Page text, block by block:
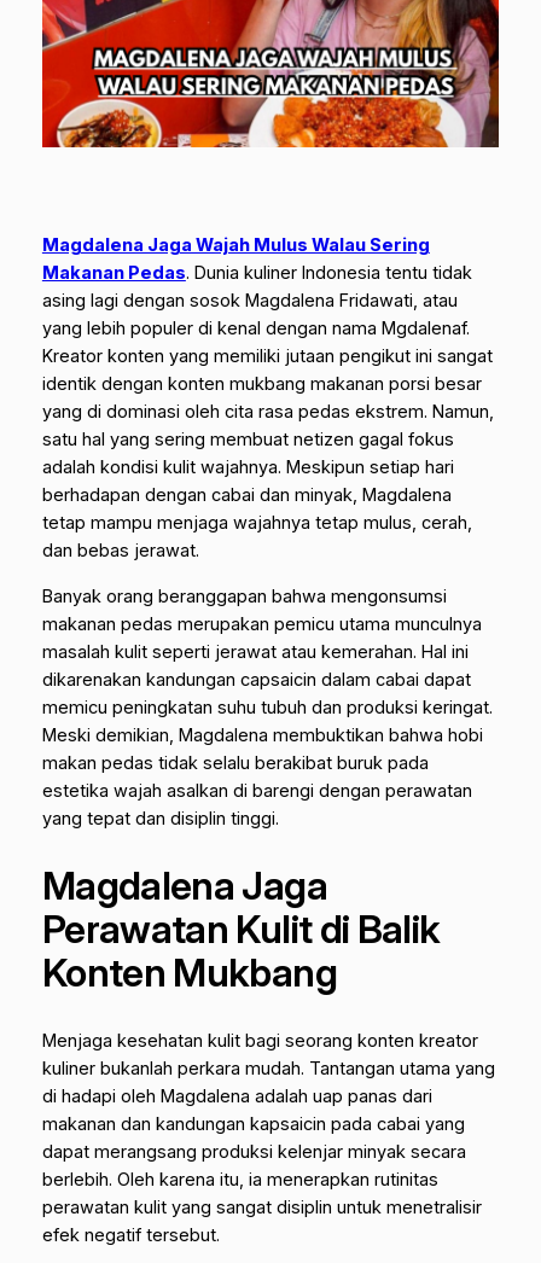
Magdalena Jaga Wajah Mulus Walau Sering
Makanan Pedas. Dunia kuliner Indonesia tentu tidak
asing lagi dengan sosok Magdalena Fridawati, atau
yang lebih populer di kenal dengan nama Mgdalenaf.
Kreator konten yang memiliki jutaan pengikut ini sangat
identik dengan konten mukbang makanan porsi besar
yang di dominasi oleh cita rasa pedas ekstrem. Namun,
satu hal yang sering membuat netizen gagal fokus
adalah kondisi kulit wajahnya. Meskipun setiap hari
berhadapan dengan cabai dan minyak, Magdalena
tetap mampu menjaga wajahnya tetap mulus, cerah,
dan bebas jerawat.
Banyak orang beranggapan bahwa mengonsumsi
makanan pedas merupakan pemicu utama munculnya
masalah kulit seperti jerawat atau kemerahan. Hal ini
dikarenakan kandungan capsaicin dalam cabai dapat
memicu peningkatan suhu tubuh dan produksi keringat.
Meski demikian, Magdalena membuktikan bahwa hobi
makan pedas tidak selalu berakibat buruk pada
estetika wajah asalkan di barengi dengan perawatan
yang tepat dan disiplin tinggi.
Magdalena Jaga
Perawatan Kulit di Balik
Konten Mukbang
Menjaga kesehatan kulit bagi seorang konten kreator
kuliner bukanlah perkara mudah. Tantangan utama yang
di hadapi oleh Magdalena adalah uap panas dari
makanan dan kandungan kapsaicin pada cabai yang
dapat merangsang produksi kelenjar minyak secara
berlebih. Oleh karena itu, ia menerapkan rutinitas
perawatan kulit yang sangat disiplin untuk menetralisir
efek negatif tersebut.